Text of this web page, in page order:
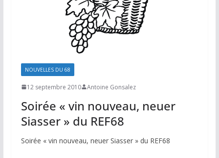
NOUVELLES DU 68
12 septembre 2010 Antoine Gonsalez
Soirée « vin nouveau, neuer
Siasser » du REF68
Soirée « vin nouveau, neuer Siasser » du REF68